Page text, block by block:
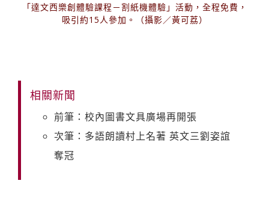
「達文西樂創體驗課程－割紙機體驗」活動，全程免費，
吸引約15人參加。（攝影／黃可荔）
相關新聞
前筆：校內圖書文具廣場再開張
次筆：多語朗讀村上名著 英文三劉姿誼
奪冠